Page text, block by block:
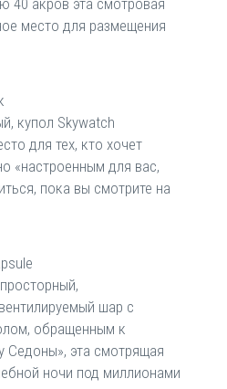
место для размещения
купол Skywatch
для тех, кто хочет
«настроенным для вас,
пока вы смотрите на
шар с
обращенным к
Седоны», эта смотрящая
ночи под миллионами